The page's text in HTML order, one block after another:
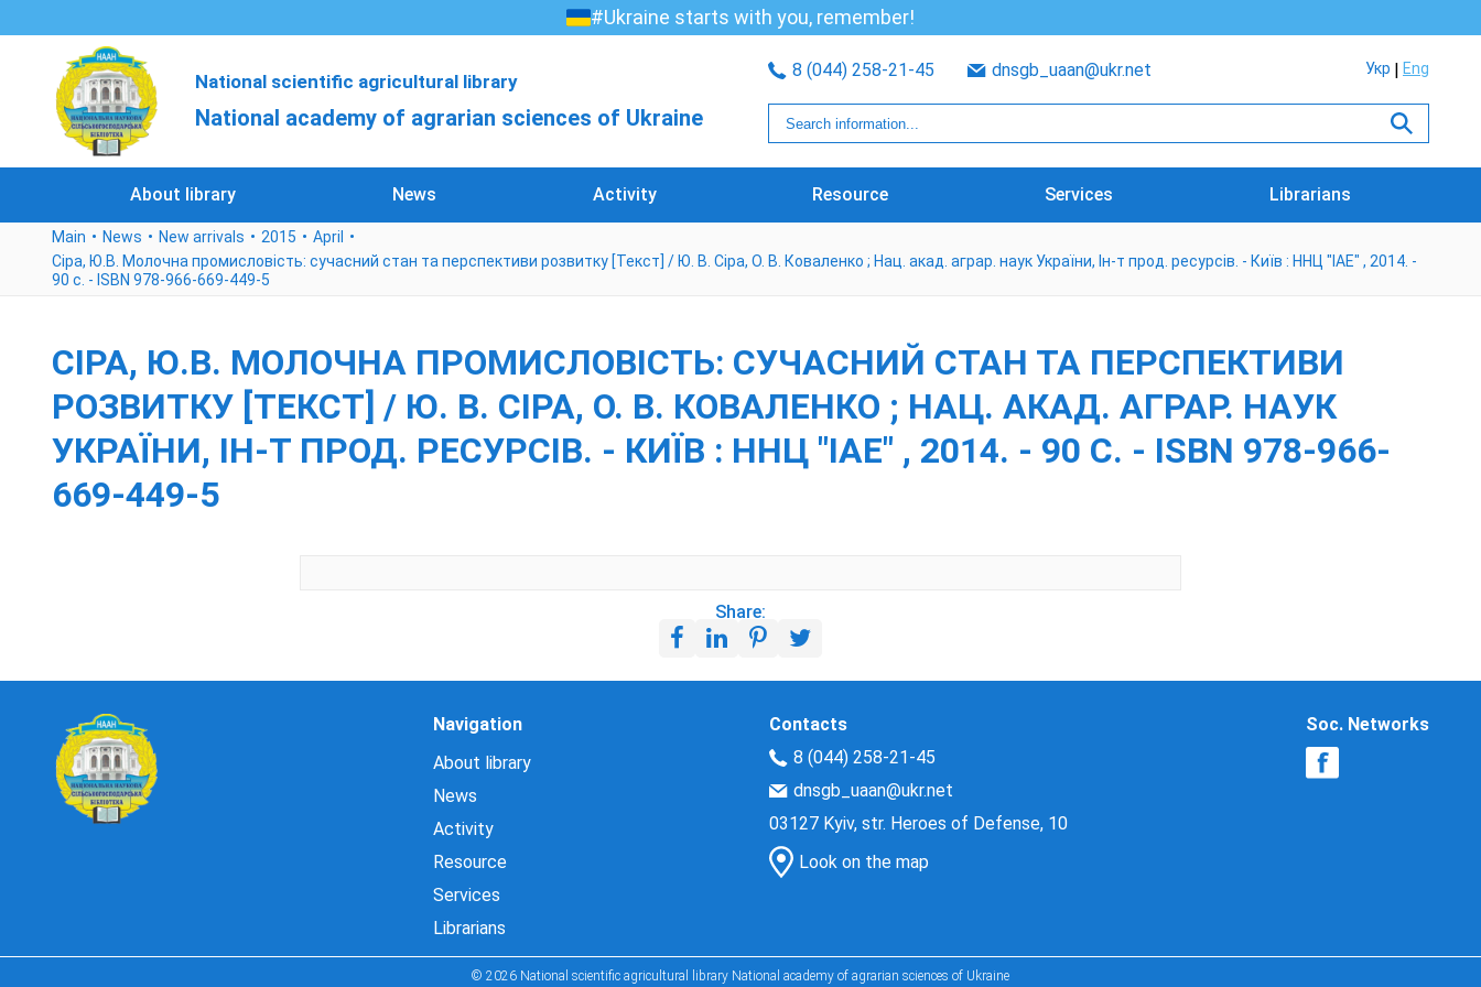
#Ukraine starts with you, remember!
National scientific agricultural library
National academy of agrarian sciences of Ukraine
8 (044) 258-21-45 dnsgb_uaan@ukr.net Укр Eng
About library News Activity Resource Services Librarians
Main News New arrivals 2015
April
Сіра, Ю.В. Молочна промисловість: сучасний стан та перспективи розвитку [Текст] / Ю. В. Сіра, О. В. Коваленко ; Нац. акад. аграр. наук України, Ін-т прод. ресурсів. - Київ : ННЦ "ІАЕ" , 2014. -
90 с. - ISBN 978-966-669-449-5
СІРА, Ю.В. МОЛОЧНА ПРОМИСЛОВІСТЬ: СУЧАСНИЙ СТАН ТА ПЕРСПЕКТИВИ
РОЗВИТКУ [ТЕКСТ] / Ю. В. СІРА, О. В. КОВАЛЕНКО ; НАЦ. АКАД. АГРАР. НАУК
УКРАЇНИ, ІН-Т ПРОД. РЕСУРСІВ. - КИЇВ : ННЦ "ІАЕ" , 2014. - 90 С. - ISBN 978-966-
669-449-5
Share:
Navigation
About library
News
Activity
Resource
Services
Librarians
Contacts
8 (044) 258-21-45
dnsgb_uaan@ukr.net
03127 Kyiv, str. Heroes of Defense, 10
Look on the map
Soc. Networks
© 2026 National scientific agricultural library National academy of agrarian sciences of Ukraine